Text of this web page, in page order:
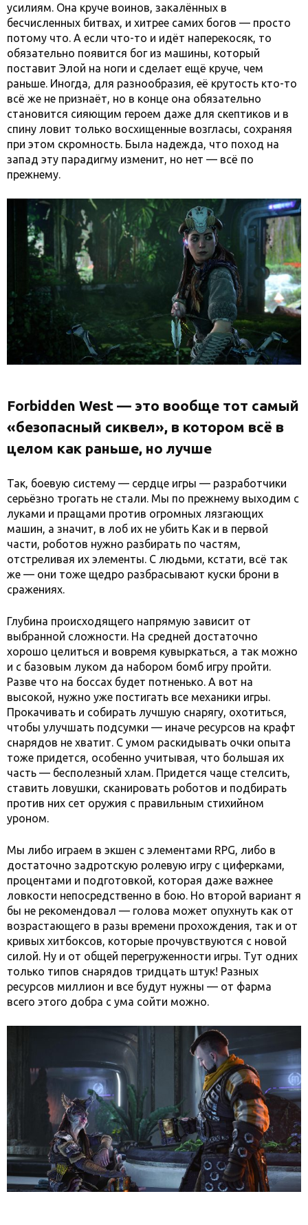
усилиям. Она круче воинов, закалённых в
бесчисленных битвах, и хитрее самих богов — просто
потому что. А если что-то и идёт наперекосяк, то
обязательно появится бог из машины, который
поставит Элой на ноги и сделает ещё круче, чем
раньше. Иногда, для разнообразия, её крутость кто-то
всё же не признаёт, но в конце она обязательно
становится сияющим героем даже для скептиков и в
спину ловит только восхищенные возгласы, сохраняя
при этом скромность. Была надежда, что поход на
запад эту парадигму изменит, но нет — всё по
прежнему.
Forbidden West — это вообще тот самый
«безопасный сиквел», в котором всё в
целом как раньше, но лучше
Так, боевую систему — сердце игры — разработчики
серьёзно трогать не стали. Мы по прежнему выходим с
луками и пращами против огромных лязгающих
машин, а значит, в лоб их не убить Как и в первой
части, роботов нужно разбирать по частям,
отстреливая их элементы. С людьми, кстати, всё так
же — они тоже щедро разбрасывают куски брони в
сражениях.
Глубина происходящего напрямую зависит от
выбранной сложности. На средней достаточно
хорошо целиться и вовремя кувыркаться, а так можно
и с базовым луком да набором бомб игру пройти.
Разве что на боссах будет потненько. А вот на
высокой, нужно уже постигать все механики игры.
Прокачивать и собирать лучшую снарягу, охотиться,
чтобы улучшать подсумки — иначе ресурсов на крафт
снарядов не хватит. С умом раскидывать очки опыта
тоже придется, особенно учитывая, что большая их
часть — бесполезный хлам. Придется чаще стелсить,
ставить ловушки, сканировать роботов и подбирать
против них сет оружия с правильным стихийном
уроном.
Мы либо играем в экшен с элементами RPG, либо в
достаточно задротскую ролевую игру с циферками,
процентами и подготовкой, которая даже важнее
ловкости непосредственно в бою. Но второй вариант я
бы не рекомендовал — голова может опухнуть как от
возрастающего в разы времени прохождения, так и от
кривых хитбоксов, которые прочувствуются с новой
силой. Ну и от общей перегруженности игры. Тут одних
только типов снарядов тридцать штук! Разных
ресурсов миллион и все будут нужны — от фарма
всего этого добра с ума сойти можно.